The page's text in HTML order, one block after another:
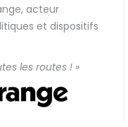
acteur
et dispositifs
les routes ! »